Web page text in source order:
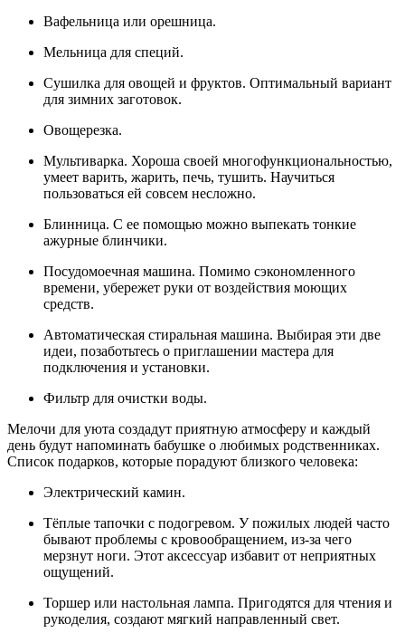
Вафельница или орешница.
Мельница для специй.
Сушилка для овощей и фруктов. Оптимальный вариант
для зимних заготовок.
Овощерезка.
Мультиварка. Хороша своей многофункциональностью,
умеет варить, жарить, печь, тушить. Научиться
пользоваться ей совсем несложно.
Блинница. С ее помощью можно выпекать тонкие
ажурные блинчики.
Посудомоечная машина. Помимо сэкономленного
времени, убережет руки от воздействия моющих
средств.
Автоматическая стиральная машина. Выбирая эти две
идеи, позаботьтесь о приглашении мастера для
подключения и установки.
Фильтр для очистки воды.
Мелочи для уюта создадут приятную атмосферу и каждый
день будут напоминать бабушке о любимых родственниках.
Список подарков, которые порадуют близкого человека:
Электрический камин.
Тёплые тапочки с подогревом. У пожилых людей часто
бывают проблемы с кровообращением, из-за чего
мерзнут ноги. Этот аксессуар избавит от неприятных
ощущений.
Торшер или настольная лампа. Пригодятся для чтения и
рукоделия, создают мягкий направленный свет.